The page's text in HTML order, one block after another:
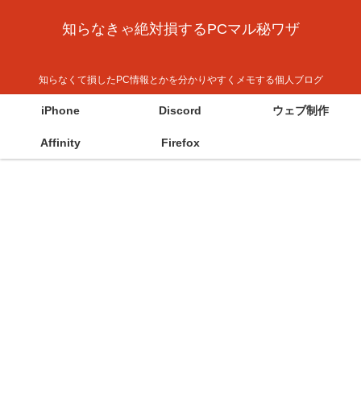
知らなきゃ絶対損するPCマル秘ワザ
知らなくて損したPC情報とかを分かりやすくメモする個人ブログ
iPhone Discord ウェブ制作
Affinity Firefox